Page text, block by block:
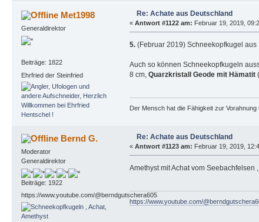
Met1998
Generaldirektor
Beiträge: 1822
Ehrfried der Steinfried
Re: Achate aus Deutschland
« Antwort #1122 am: Februar 19, 2019,
5.(Februar 2019) Schneekopfkugel aus
Auch so können Schneekopfkugeln
8 cm, Quarzkristall Geode mit Hämatit
Der Mensch hat die Fähigkeit zur
Bernd G.
Moderator
Generaldirektor
Beiträge: 1922
https://www.youtube.com/@berndgutschera605
Re: Achate aus Deutschland
« Antwort #1123 am: Februar 19, 2019,
Amethyst mit Achat vom Seebachfelsen
https://www.youtube.com/